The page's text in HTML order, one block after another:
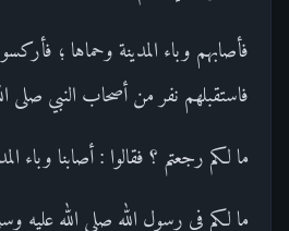
فأصابهم وباء المدينة وحماها ؛
فاستقبلهم نفر من أصحاب النبي صلى
ما لكم رجعتم ؟ فقالوا : أصابنا وباء
ما لكم في رسول الله صلى الله عليه